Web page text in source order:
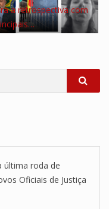
a retrospectiva com
última roda de
Oficiais de Justiça